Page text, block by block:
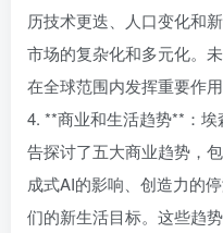
历技术更迭、人口变化和
市场的复杂化和多元化。
在全球范围内发挥重要作用
4. **商业和生活趋势**：
告探讨了五大商业趋势，
成式AI的影响、创造力的
们的新生活目标。这些趋